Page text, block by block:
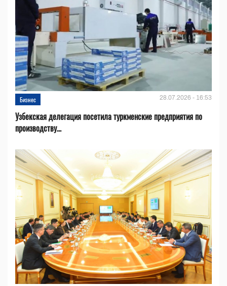
Бизнес 28.07.2026 - 16:53
Узбекская делегация посетила туркменские предприятия по
производству...